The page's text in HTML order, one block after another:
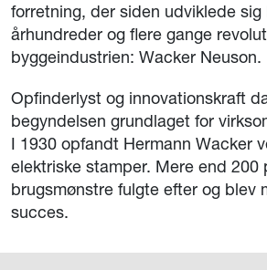
forretning, der siden udviklede sig
århundreder og flere gange
byggeindustrien: Wacker Neuson.
Opfinderlyst og innovationskraft
begyndelsen grundlaget for
I 1930 opfandt Hermann Wacker
elektriske stamper. Mere end 200
brugsmønstre fulgte efter og blev
succes.